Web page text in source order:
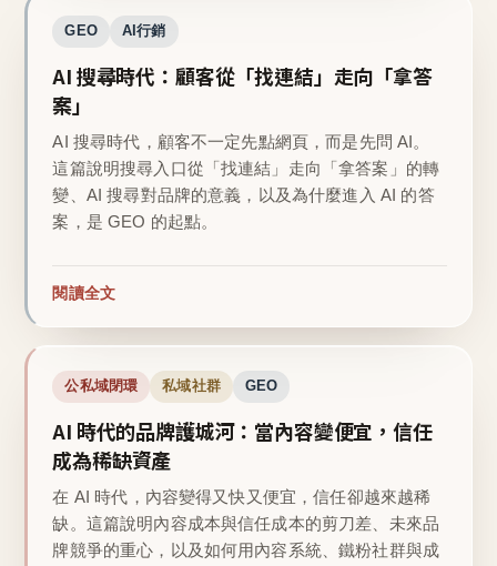
GEO AI行銷
AI 搜尋時代：顧客從「找連結」走向「拿答
案」
AI 搜尋時代，顧客不一定先點網頁，而是先問 AI。
這篇說明搜尋入口從「找連結」走向「拿答案」的轉
變、AI 搜尋對品牌的意義，以及為什麼進入 AI 的答
案，是 GEO 的起點。
閱讀全文
公私域閉環 私域社群 GEO
AI 時代的品牌護城河：當內容變便宜，信任
成為稀缺資產
在 AI 時代，內容變得又快又便宜，信任卻越來越稀
缺。這篇說明內容成本與信任成本的剪刀差、未來品
牌競爭的重心，以及如何用內容系統、鐵粉社群與成